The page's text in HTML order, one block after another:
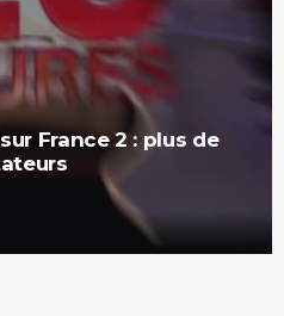
France 2 : plus de